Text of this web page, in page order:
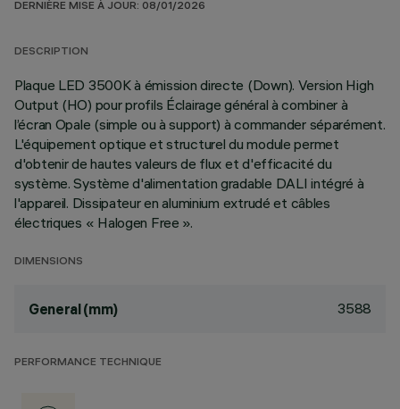
DERNIÈRE MISE À JOUR: 08/01/2026
DESCRIPTION
Plaque LED 3500K à émission directe (Down). Version High
Output (HO) pour profils Éclairage général à combiner à
l’écran Opale (simple ou à support) à commander séparément.
L'équipement optique et structurel du module permet
d'obtenir de hautes valeurs de flux et d'efficacité du
système. Système d'alimentation gradable DALI intégré à
l'appareil. Dissipateur en aluminium extrudé et câbles
électriques « Halogen Free ».
DIMENSIONS
General (mm) 3588
PERFORMANCE TECHNIQUE